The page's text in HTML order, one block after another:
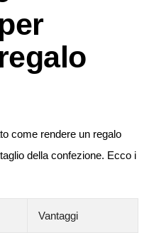
come rendere un regalo
della confezione. Ecco i
Vantaggi